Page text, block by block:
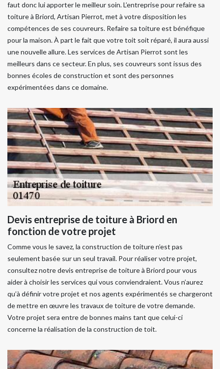
faut donc lui apporter le meilleur soin. L’entreprise pour refaire sa
toiture à Briord, Artisan Pierrot, met à votre disposition les
compétences de ses couvreurs. Refaire sa toiture est bénéfique
pour la maison. À part le fait que votre toit soit réparé, il aura aussi
une nouvelle allure. Les services de Artisan Pierrot sont les
meilleurs dans ce secteur. En plus, ses couvreurs sont issus des
bonnes écoles de construction et sont des personnes
expérimentées dans ce domaine.
Devis entreprise de toiture à Briord en
fonction de votre projet
Comme vous le savez, la construction de toiture n’est pas
seulement basée sur un seul travail. Pour réaliser votre projet,
consultez notre devis entreprise de toiture à Briord pour vous
aider à choisir les services qui vous conviendraient. Vous n’aurez
qu’à définir votre projet et nos agents expérimentés se chargeront
de mettre en œuvre les travaux de toiture de votre demande.
Votre projet sera entre de bonnes mains tant que celui-ci
concerne la réalisation de la construction de toit.